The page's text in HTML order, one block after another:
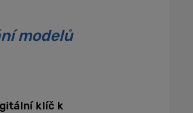
modelů
klíč k